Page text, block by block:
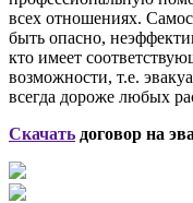
всех отношениях.
быть опасно,
кто имеет
возможности, т.е.
всегда дороже любых
Скачать договор на